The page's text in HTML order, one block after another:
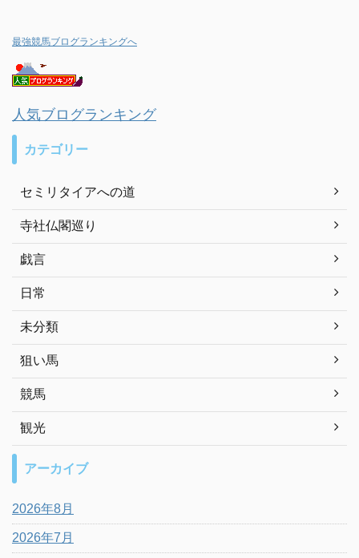
最強競馬ブログランキングへ
人気ブログランキング
カテゴリー
セミリタイアへの道
寺社仏閣巡り
戯言
日常
未分類
狙い馬
競馬
観光
アーカイブ
2026年8月
2026年7月